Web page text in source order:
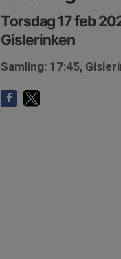
Torsdag 17 feb
Gislerinken
Samling: 17:45,